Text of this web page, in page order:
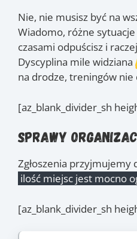
Nie, nie musisz być na
Wiadomo, różne
czasami odpuścisz i
Dyscyplina mile widziana
na drodze, treningów nie
[az_blank_divider_sh
Sprawy
Zgłoszenia przyjmujemy
ilość miejsc jest mocno
[az_blank_divider_sh